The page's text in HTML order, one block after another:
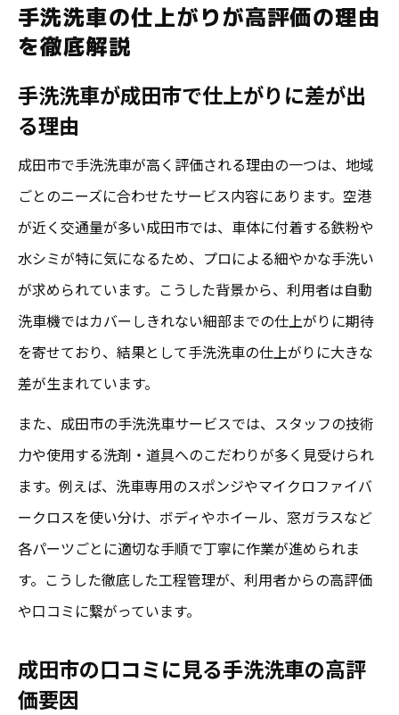
手洗洗車の仕上がりが高評価の理由
を徹底解説
手洗洗車が成田市で仕上がりに差が出
る理由
成田市で手洗洗車が高く評価される理由の一つは、地域
ごとのニーズに合わせたサービス内容にあります。空港
が近く交通量が多い成田市では、車体に付着する鉄粉や
水シミが特に気になるため、プロによる細やかな手洗い
が求められています。こうした背景から、利用者は自動
洗車機ではカバーしきれない細部までの仕上がりに期待
を寄せており、結果として手洗洗車の仕上がりに大きな
差が生まれています。
また、成田市の手洗洗車サービスでは、スタッフの技術
力や使用する洗剤・道具へのこだわりが多く見受けられ
ます。例えば、洗車専用のスポンジやマイクロファイバ
ークロスを使い分け、ボディやホイール、窓ガラスなど
各パーツごとに適切な手順で丁寧に作業が進められま
す。こうした徹底した工程管理が、利用者からの高評価
や口コミに繋がっています。
成田市の口コミに見る手洗洗車の高評
価要因